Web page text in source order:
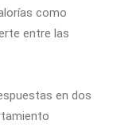
como
entre las
en dos